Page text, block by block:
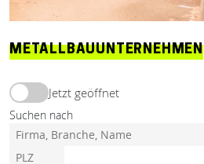
METALLBAUUNTERNEHMEN
Jetzt geöffnet
Suchen nach